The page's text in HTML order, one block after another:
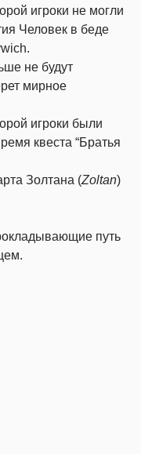
игроки не могли
Человек в беде
не будут
мирное
игроки были
квеста “Братья
Золтана (Zoltan)
путь